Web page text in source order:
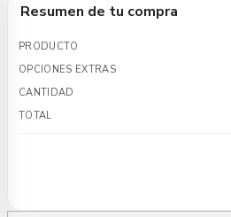
Resumen de tu compra